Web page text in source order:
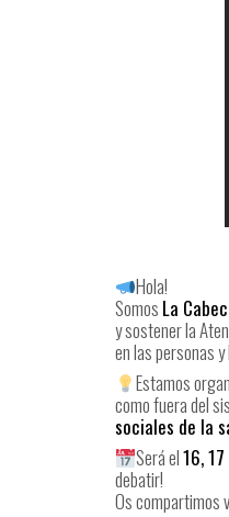
Hola!
Somos La
y sostener la
en las personas
Estamos
como fuera del
sociales de la
Será el16,
debatir!
Os compartimos